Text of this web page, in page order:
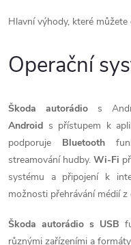
Hlavní výhody, které
Operační
Škoda autorádios
Android s přístupem k
podporuje Bluetooth
streamování hudby. Wi-Fi
systému a připojení k
možnosti přehrávání médií
Škoda autorádio s USB
různými zařízeními a